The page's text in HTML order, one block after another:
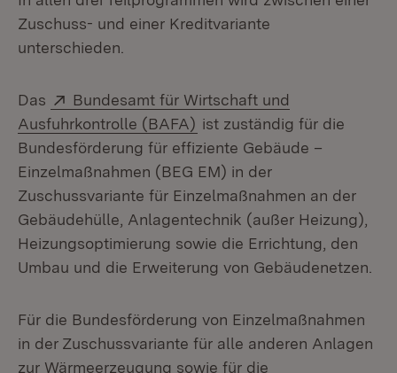
Zuschuss- und einer Kreditvariante
unterschieden.
Das Extern:
Bundesamt für Wirtschaft und
Ausfuhrkontrolle (BAFA) (Öffnet in neuem Fenster)
ist zuständig für die
Bundesförderung für effiziente Gebäude –
Einzelmaßnahmen (BEG EM) in der
Zuschussvariante für Einzelmaßnahmen an der
Gebäudehülle, Anlagentechnik (außer Heizung),
Heizungsoptimierung sowie die Errichtung, den
Umbau und die Erweiterung von Gebäudenetzen.
Für die Bundesförderung von Einzelmaßnahmen
in der Zuschussvariante für alle anderen Anlagen
zur Wärmeerzeugung sowie für die